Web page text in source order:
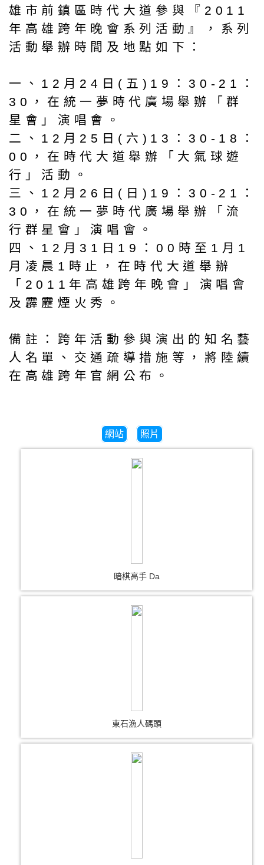
雄市前鎮區時代大道參與『2011
年高雄跨年晚會系列活動』，系列
活動舉辦時間及地點如下：
一、12月24日(五)19：30-21：
30，在統一夢時代廣場舉辦「群
星會」演唱會。
二、12月25日(六)13：30-18：
00，在時代大道舉辦「大氣球遊
行」活動。
三、12月26日(日)19：30-21：
30，在統一夢時代廣場舉辦「流
行群星會」演唱會。
四、12月31日19：00時至1月1
月凌晨1時止，在時代大道舉辦
「2011年高雄跨年晚會」演唱會
及霹靂煙火秀。
備註：跨年活動參與演出的知名藝
人名單、交通疏導措施等，將陸續
在高雄跨年官網公布。
網站 照片
暗棋高手 Da
東石漁人碼頭